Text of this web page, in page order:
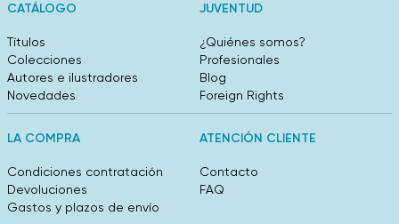
CATÁLOGO
Títulos
Colecciones
Autores e ilustradores
Novedades
JUVENTUD
¿Quiénes somos?
Profesionales
Blog
Foreign Rights
LA COMPRA
Condiciones contratación
Devoluciones
Gastos y plazos de envío
ATENCIÓN CLIENTE
Contacto
FAQ